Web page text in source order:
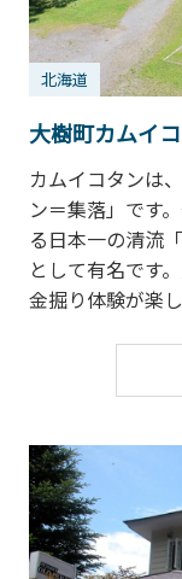
北海道
大樹町カムイ
カムイコタンは
ン＝集落」です
る日本一の清流
として有名です
金掘り体験が楽し